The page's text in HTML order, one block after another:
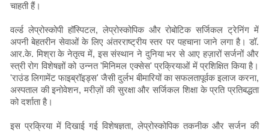
चाहती हैं।
वर्ल्ड लेप्रोस्कोपी हॉस्पिटल, लेप्रोस्कोपिक और रोबोटिक सर्जिकल ट्रेनिंग में
अपनी बेहतरीन सेवाओं के लिए अंतरराष्ट्रीय स्तर पर पहचाना जाने लगा है। डॉ.
आर.के. मिश्रा के नेतृत्व में, इस संस्थान ने दुनिया भर से आए हज़ारों सर्जनों और
स्त्री रोग विशेषज्ञों को उन्नत 'मिनिमल एक्सेस' प्रक्रियाओं में प्रशिक्षित किया है।
'राउंड लिगामेंट फाइब्रॉइड्स' जैसी दुर्लभ बीमारियों का सफलतापूर्वक इलाज करना,
अस्पताल की इनोवेशन, मरीज़ों की सुरक्षा और सर्जिकल शिक्षा के प्रति प्रतिबद्धता
को दर्शाता है।
इस प्रक्रिया में दिखाई गई विशेषज्ञता, लेप्रोस्कोपिक तकनीक और सर्जन की